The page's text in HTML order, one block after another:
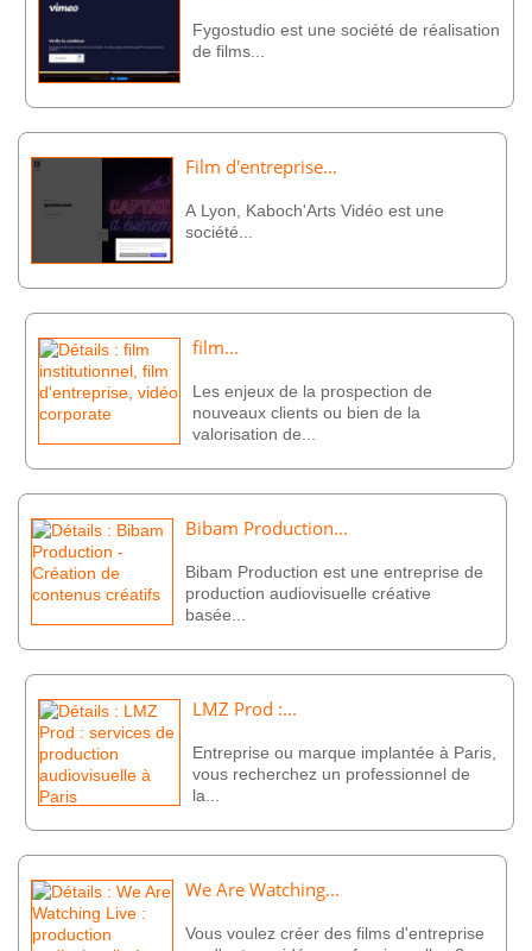
Fygostudio est une société de réalisation
de films...
Film d'entreprise...
A Lyon, Kaboch'Arts Vidéo est une
société...
film...
Les enjeux de la prospection de
nouveaux clients ou bien de la
valorisation de...
Bibam Production...
Bibam Production est une entreprise de
production audiovisuelle créative
basée...
LMZ Prod :...
Entreprise ou marque implantée à Paris,
vous recherchez un professionnel de
la...
We Are Watching...
Vous voulez créer des films d'entreprise